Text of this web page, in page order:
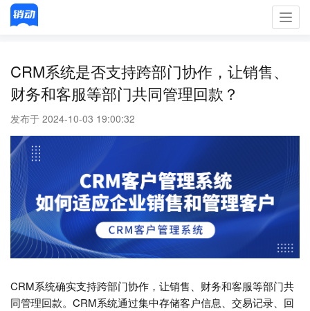
CRM系统是否支持跨部门协作，让销售、
财务和客服等部门共同管理回款？
发布于 2024-10-03 19:00:32
CRM系统确实支持跨部门协作，让销售、财务和客服等部门共
同管理回款。CRM系统通过集中存储客户信息、交易记录、回